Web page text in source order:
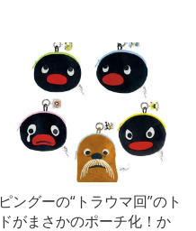
ピングーの“トラウマ回”のト
ドがまさかのポーチ化！か